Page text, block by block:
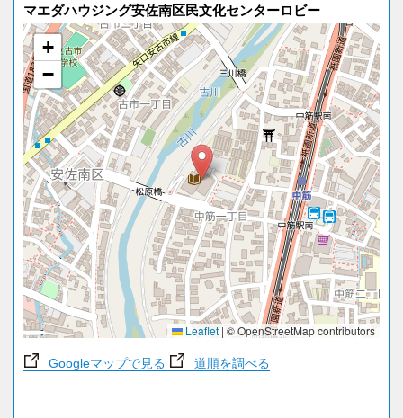
マエダハウジング安佐南区民文化センターロビー
+
−
Leaflet | © OpenStreetMap contributors
Googleマップで見る 道順を調べる